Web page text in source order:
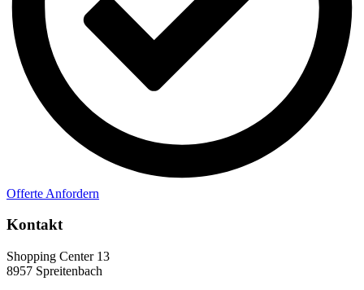
Offerte Anfordern
Kontakt
Shopping Center 13
8957 Spreitenbach